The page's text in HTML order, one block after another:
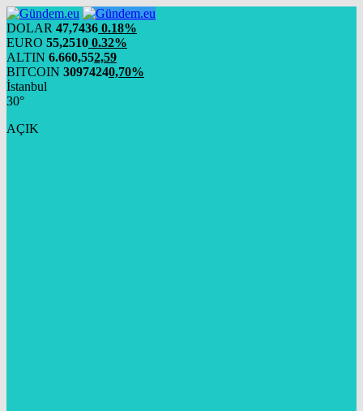
DOLAR 47,7436 0.18%
EURO 55,2510 0.32%
ALTIN 6.660,552,59
BITCOIN 30974240,70%
İstanbul
30°
AÇIK